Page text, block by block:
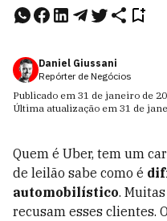
Daniel Giussani
Repórter de Negócios
Publicado em 31 de janeiro de
Última atualização em 31 de
Quem é Uber, tem um
de leilão sabe como é
automobilístico.
recusam esses clientes.